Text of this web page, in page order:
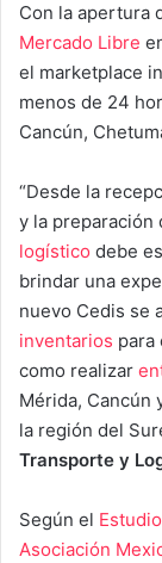
Con la apertura
Mercado Libre
el marketplace
menos de 24
Cancún,
“Desde la
y la preparación
logístico debe
brindar una
nuevo Cedis se
inventarios para
como realizar
Mérida, Cancún
la región del
Transporte y
Según el
Asociación